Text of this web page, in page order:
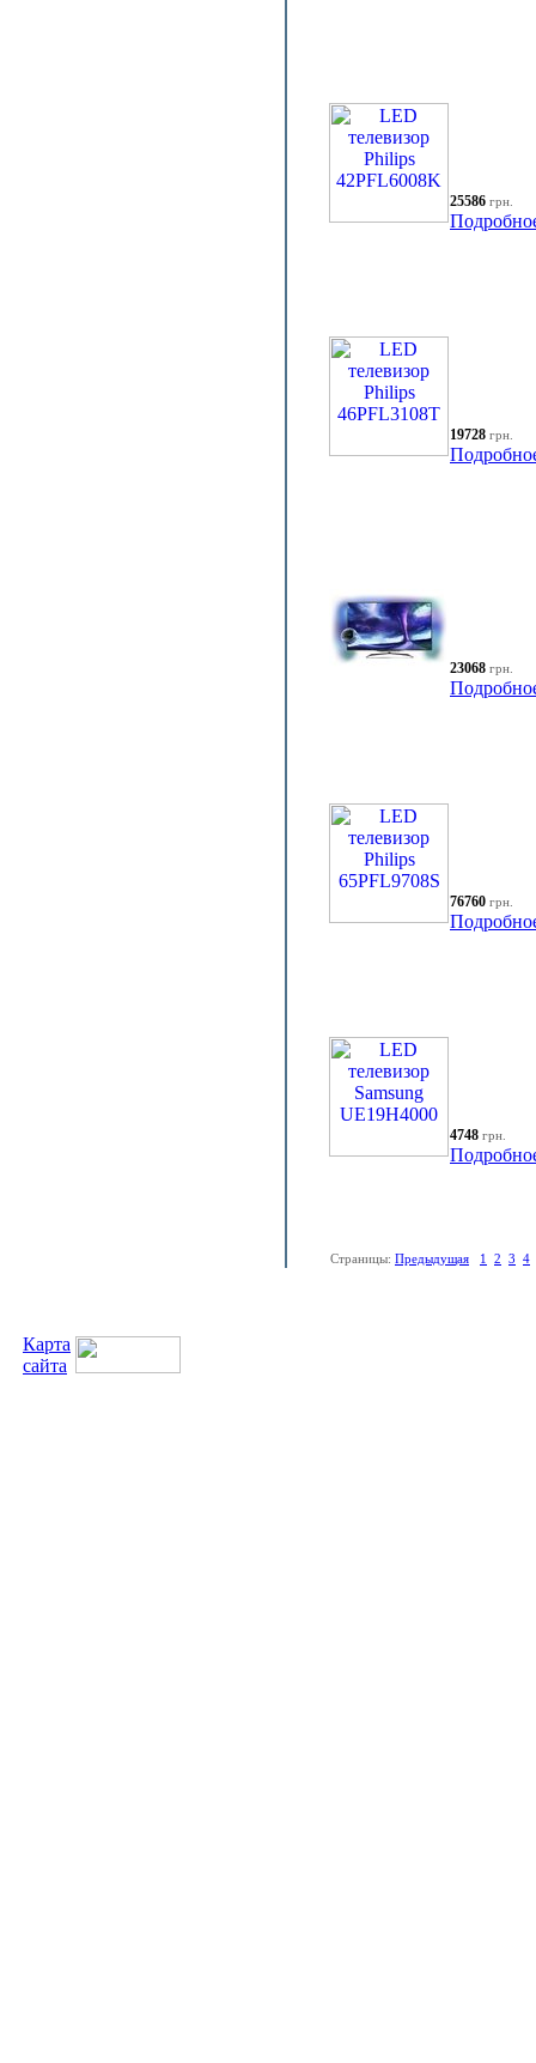
25586 грн.
19728 грн.
23068 грн.
76760 грн.
4748 грн.
Страницы: Предыдущая 1 2 3 4
Карта
сайта